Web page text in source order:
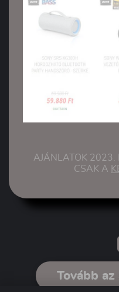
AJÁNLATOK 2023.
CSAK A
Tovább az